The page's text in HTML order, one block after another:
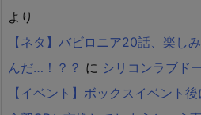
より
【ネタ】バビロニア20話、楽し
んだ…！？？ に シリコンラブド
【イベント】ボックスイベント